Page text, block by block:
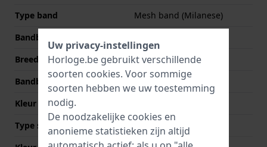
Type band
Mesh band (Milanese)
Bandbreedte
Breedte bandaanzet
20 mm
Bandbreedte bij sluiting
20 mm
Kleur Band
Type sluiting
Milanese sluiting
Uw privacy-instellingen
Horloge.be gebruikt verschillende
soorten cookies. Voor sommige
soorten hebben we uw toestemming
nodig.
De noodzakelijke cookies en
anonieme statistieken zijn altijd